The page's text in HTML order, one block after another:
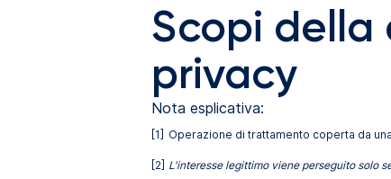
Scopi della
privacy
Nota esplicativa:
[1] Operazione di trattamento coperta da
[2] L'interesse legittimo viene perseguito solo